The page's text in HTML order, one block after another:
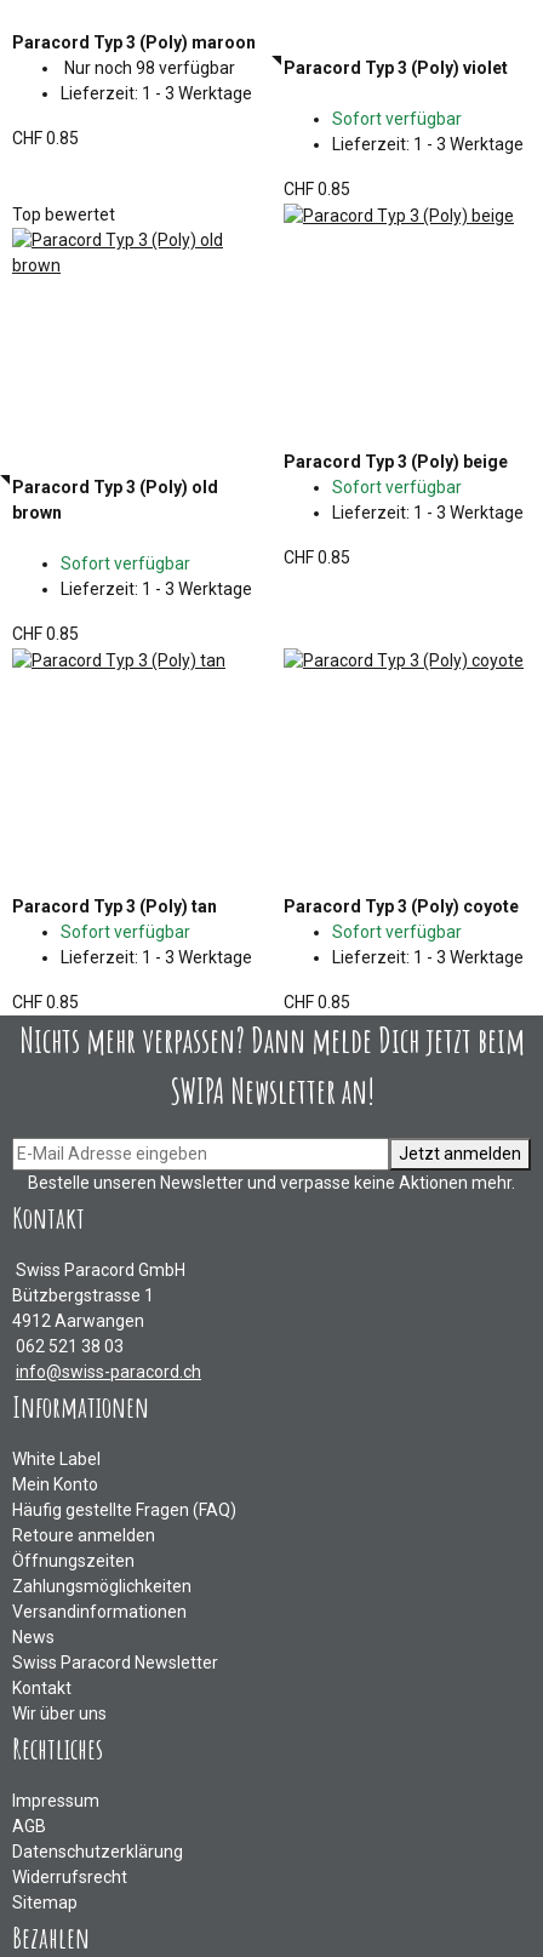
Paracord Typ 3 (Poly) maroon
Nur noch 98 verfügbar
Lieferzeit: 1 - 3 Werktage
CHF 0.85
Paracord Typ 3 (Poly) violet
Sofort verfügbar
Lieferzeit: 1 - 3 Werktage
CHF 0.85
Top bewertet
Paracord Typ 3 (Poly) old
brown
Sofort verfügbar
Lieferzeit: 1 - 3 Werktage
CHF 0.85
Paracord Typ 3 (Poly) beige
Sofort verfügbar
Lieferzeit: 1 - 3 Werktage
CHF 0.85
Paracord Typ 3 (Poly) tan
Sofort verfügbar
Lieferzeit: 1 - 3 Werktage
CHF 0.85
Paracord Typ 3 (Poly) coyote
Sofort verfügbar
Lieferzeit: 1 - 3 Werktage
CHF 0.85
Nichts mehr verpassen? Dann melde Dich jetzt beim
SWIPA Newsletter an!
Jetzt anmelden
Bestelle unseren Newsletter und verpasse keine Aktionen mehr.
Kontakt
Swiss Paracord GmbH
Bützbergstrasse 1
4912 Aarwangen
062 521 38 03
info@swiss-paracord.ch
Informationen
White Label
Mein Konto
Häufig gestellte Fragen (FAQ)
Retoure anmelden
Öffnungszeiten
Zahlungsmöglichkeiten
Versandinformationen
News
Swiss Paracord Newsletter
Kontakt
Wir über uns
Rechtliches
Impressum
AGB
Datenschutzerklärung
Widerrufsrecht
Sitemap
Bezahlen